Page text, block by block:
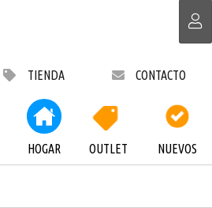
TIENDA CONTACTO
HOGAR OUTLET NUEVOS